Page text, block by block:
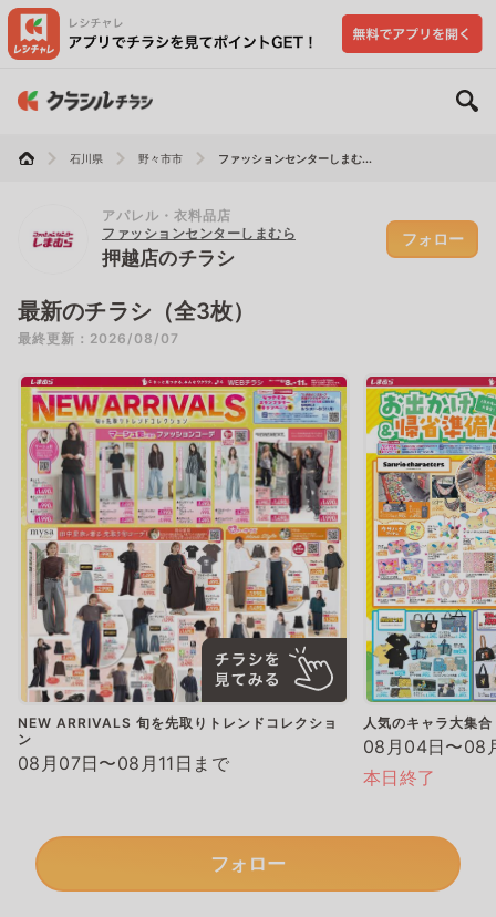
石川県 野々市市 ファッションセンターしまむ...
アパレル・衣料品店
ファッションセンターしまむら
押越店のチラシ
フォロー
最新のチラシ（全3枚）
最終更新：2026/08/07
NEW ARRIVALS 旬を先取りトレンドコレクショ
ン
08月07日〜08月11日まで
人気のキャラ大集
08月04日〜08
本日終了
フォロー